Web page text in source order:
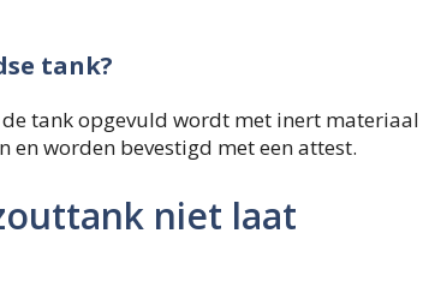
tank?
de tank opgevuld wordt met inert materiaal
worden bevestigd met een attest.
niet laat